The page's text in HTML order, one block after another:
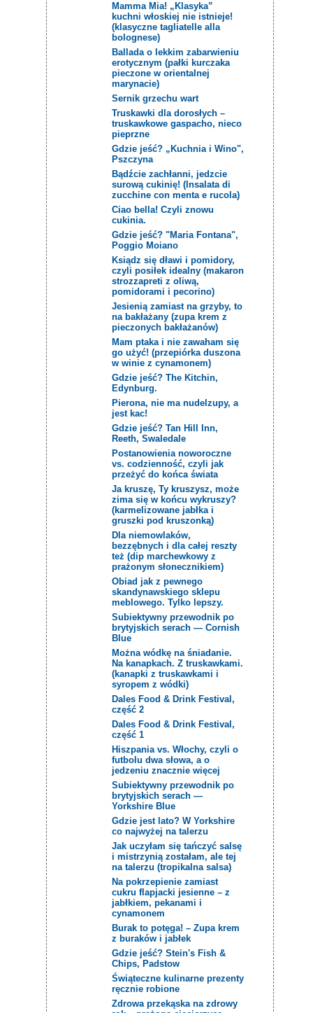
Mamma Mia! „Klasyka”
kuchni włoskiej nie istnieje!
(klasyczne tagliatelle alla
bolognese)
Ballada o lekkim zabarwieniu
erotycznym (pałki kurczaka
pieczone w orientalnej
marynacie)
Sernik grzechu wart
Truskawki dla dorosłych –
truskawkowe gaspacho, nieco
pieprzne
Gdzie jeść? „Kuchnia i Wino",
Pszczyna
Bądźcie zachłanni, jedzcie
surową cukinię! (Insalata di
zucchine con menta e rucola)
Ciao bella! Czyli znowu
cukinia.
Gdzie jeść? "Maria Fontana",
Poggio Moiano
Ksiądz się dławi i pomidory,
czyli posiłek idealny (makaron
strozzapreti z oliwą,
pomidorami i pecorino)
Jesienią zamiast na grzyby, to
na bakłażany (zupa krem z
pieczonych bakłażanów)
Mam ptaka i nie zawaham się
go użyć! (przepiórka duszona
w winie z cynamonem)
Gdzie jeść? The Kitchin,
Edynburg.
Pierona, nie ma nudelzupy, a
jest kac!
Gdzie jeść? Tan Hill Inn,
Reeth, Swaledale
Postanowienia noworoczne
vs. codzienność, czyli jak
przeżyć do końca świata
Ja kruszę, Ty kruszysz, może
zima się w końcu wykruszy?
(karmelizowane jabłka i
gruszki pod kruszonką)
Dla niemowlaków,
bezzębnych i dla całej reszty
też (dip marchewkowy z
prażonym słonecznikiem)
Obiad jak z pewnego
skandynawskiego sklepu
meblowego. Tylko lepszy.
Subiektywny przewodnik po
brytyjskich serach — Cornish
Blue
Można wódkę na śniadanie.
Na kanapkach. Z truskawkami.
(kanapki z truskawkami i
syropem z wódki)
Dales Food & Drink Festival,
część 2
Dales Food & Drink Festival,
część 1
Hiszpania vs. Włochy, czyli o
futbolu dwa słowa, a o
jedzeniu znacznie więcej
Subiektywny przewodnik po
brytyjskich serach —
Yorkshire Blue
Gdzie jest lato? W Yorkshire
co najwyżej na talerzu
Jak uczyłam się tańczyć salsę
i mistrzynią zostałam, ale tej
na talerzu (tropikalna salsa)
Na pokrzepienie zamiast
cukru flapjacki jesienne – z
jabłkiem, pekanami i
cynamonem
Burak to potęga! – Zupa krem
z buraków i jabłek
Gdzie jeść? Stein's Fish &
Chips, Padstow
Świąteczne kulinarne prezenty
ręcznie robione
Zdrowa przekąska na zdrowy